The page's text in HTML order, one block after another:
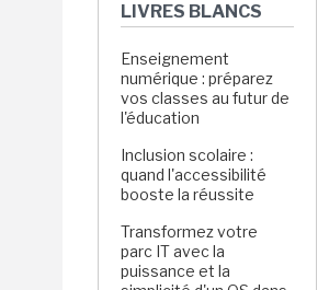
LIVRES BLANCS
Enseignement
numérique : préparez
vos classes au futur de
l'éducation
Inclusion scolaire :
quand l'accessibilité
booste la réussite
Transformez votre
parc IT avec la
puissance et la